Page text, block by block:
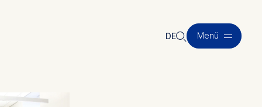
DE🔍︎ Menü